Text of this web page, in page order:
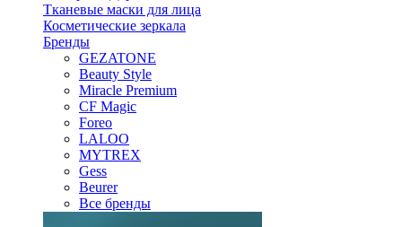
Тканевые маски для лица
Косметические зеркала
Бренды
GEZATONE
Beauty Style
Miracle Premium
CF Magic
Foreo
LALOO
MYTREX
Gess
Beurer
Все бренды